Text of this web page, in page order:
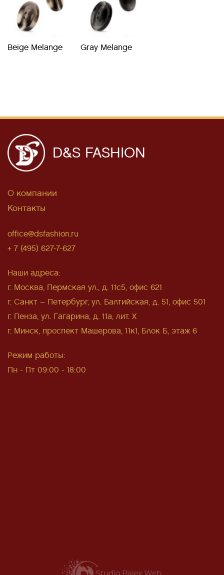
Beige Melange Gray Melange
D&S FASHION
О компании
Контакты
office@dsfashion.ru
+ 7 (495) 627-7-627
Наши адреса:
г. Москва, Пермская ул., д. 11с5, офис 621
г. Санкт – Петербург, ул. Балтийская, д. 51, офис 501
г. Пенза, ул. Гагарина, д. 11а, лит. Х
г. Минск, проспект Машерова, 11к1, Блок Б, этаж 6
Режим работы:
Пн - Пт 09:00 - 18:00